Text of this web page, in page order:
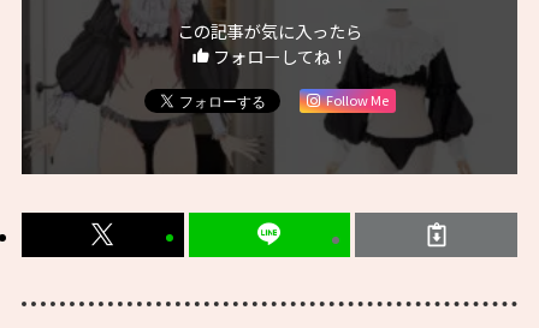
この記事が気に入ったら
フォローしてね！
Follow Me